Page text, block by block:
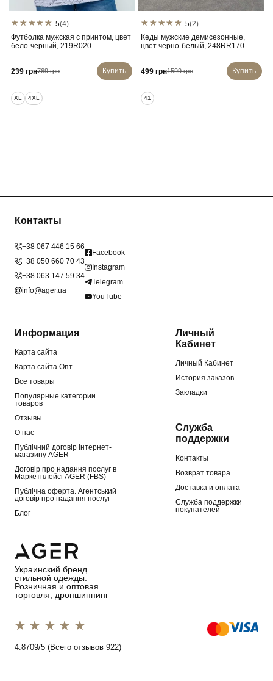
5(4)
Футболка мужская с принтом, цвет
бело-черный, 219R020
239 грн769 грн Купить
XL 4XL
5(2)
Кеды мужские демисезонные,
цвет черно-белый, 248RR170
499 грн1599 грн Купить
41
Контакты
+38 067 446 15 66
+38 050 660 70 43
+38 063 147 59 34
info@ager.ua
Facebook
Instagram
Telegram
YouTube
Информация
Карта сайта
Карта сайта Опт
Все товары
Популярные категории
товаров
Отзывы
О нас
Публічний договір інтернет-
магазину AGER
Договір про надання послуг в
Маркетплейсі AGER (FBS)
Публічна оферта. Агентський
договір про надання послуг
Блог
Личный
Кабинет
Личный Кабинет
История заказов
Закладки
Служба
поддержки
Контакты
Возврат товара
Доставка и оплата
Служба поддержки
покупателей
Украинский бренд
стильной одежды.
Розничная и оптовая
торговля, дропшиппинг
1 star
2 stars
3 stars
4 stars
5 stars
4.8709/5 (Всего отзывов 922)